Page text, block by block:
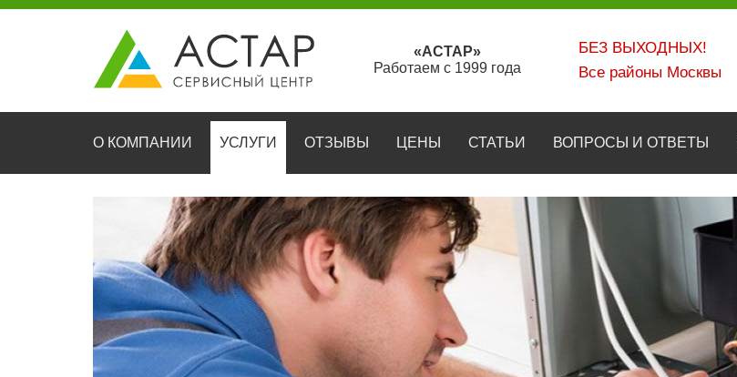
«АСТАР»
Работаем с 1999 года
БЕЗ ВЫХОДНЫХ!
Все районы Москвы
О КОМПАНИИ УСЛУГИ ОТЗЫВЫ ЦЕНЫ СТАТЬИ ВОПРОСЫ И ОТВЕТЫ